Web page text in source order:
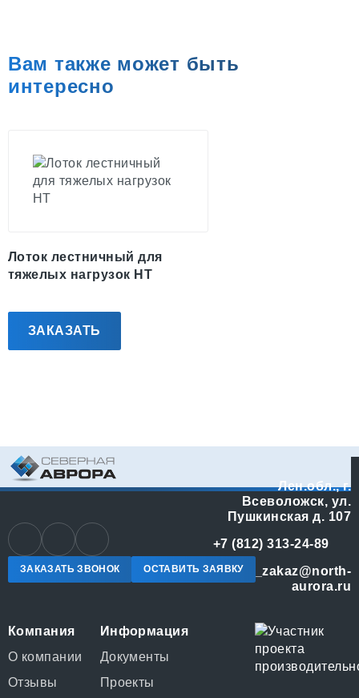
Вам также может быть
интересно
Лоток лестничный для
тяжелых нагрузок НТ
ЗАКАЗАТЬ
Лен.обл., г.
Всеволожск, ул.
Пушкинская д. 107
+7 (812) 313-24-89
online_zakaz@north-
aurora.ru
ЗАКАЗАТЬ ЗВОНОК ОСТАВИТЬ ЗАЯВКУ
Компания
О компании
Отзывы
Информация
Документы
Проекты